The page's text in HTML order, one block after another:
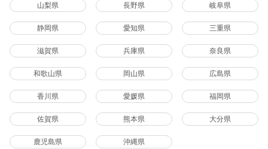
山梨県 長野県 岐阜県
静岡県 愛知県 三重県
滋賀県 兵庫県 奈良県
和歌山県 岡山県 広島県
香川県 愛媛県 福岡県
佐賀県 熊本県 大分県
鹿児島県 沖縄県